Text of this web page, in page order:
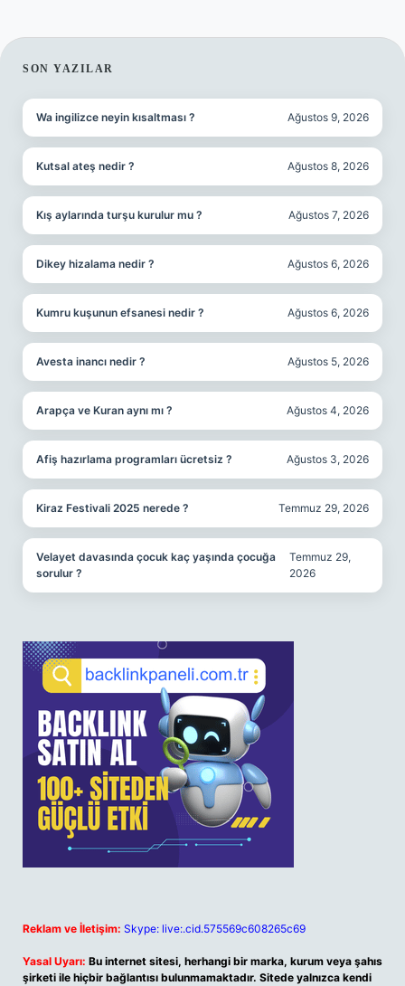
SIDEBAR
SON YAZILAR
Wa ingilizce neyin kısaltması ? Ağustos 9, 2026
Kutsal ateş nedir ? Ağustos 8, 2026
Kış aylarında turşu kurulur mu ? Ağustos 7, 2026
Dikey hizalama nedir ? Ağustos 6, 2026
Kumru kuşunun efsanesi nedir ? Ağustos 6, 2026
Avesta inancı nedir ? Ağustos 5, 2026
Arapça ve Kuran aynı mı ? Ağustos 4, 2026
Afiş hazırlama programları ücretsiz ? Ağustos 3, 2026
Kiraz Festivali 2025 nerede ? Temmuz 29, 2026
Velayet davasında çocuk kaç yaşında çocuğa
sorulur ?
Temmuz 29,
2026
Reklam ve İletişim: Skype: live:.cid.575569c608265c69
Yasal Uyarı: Bu internet sitesi, herhangi bir marka, kurum veya şahıs
şirketi ile hiçbir bağlantısı bulunmamaktadır. Sitede yalnızca kendi